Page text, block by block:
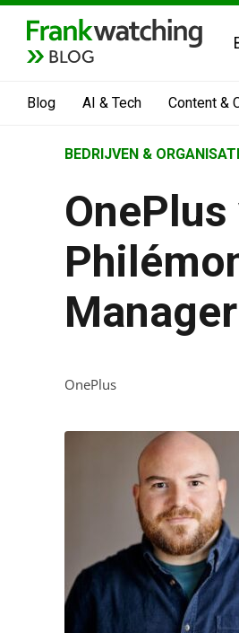
BLOG
Blog AI & Tech Content &
Business Channel
›
OnePlus versterkt team
BEDRIJVEN &
OnePlus